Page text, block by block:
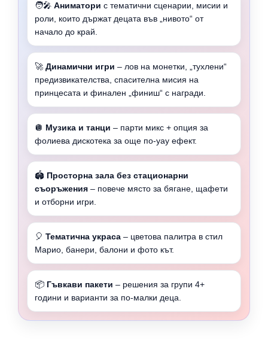
🧑‍🎤 Аниматори с тематични сценарии, мисии и
роли, които държат децата във „нивото“ от
начало до край.
🚀Динамични игри – лов на монетки, „тухлени“
предизвикателства, спасителна мисия на
принцесата и финален „финиш“ с награди.
🪩 Музика и танци – парти микс + опция за
фолиева дискотека за още по-уау ефект.
🏟️ Просторна зала без стационарни
съоръжения – повече място за бягане, щафети
и отборни игри.
🎈 Тематична украса – цветова палитра в стил
Марио, банери, балони и фото кът.
📦 Гъвкави пакети – решения за групи 4+
години и варианти за по-малки деца.